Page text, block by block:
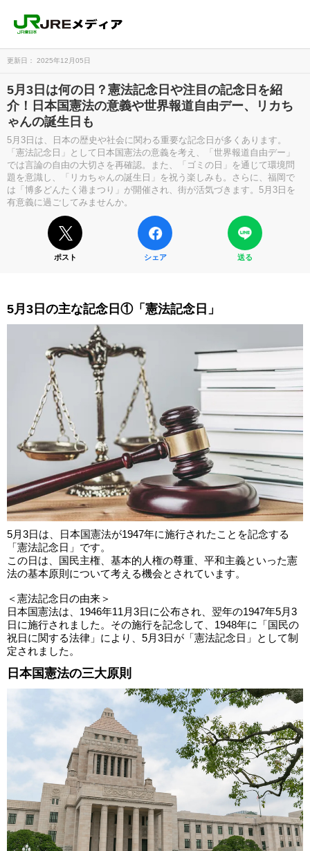
更新日： 2025年12月05日
5月3日は何の日？憲法記念日や注目の記念日を紹
介！日本国憲法の意義や世界報道自由デー、リカち
ゃんの誕生日も
5月3日は、日本の歴史や社会に関わる重要な記念日が多くあります。
「憲法記念日」として日本国憲法の意義を考え、「世界報道自由デー」
では言論の自由の大切さを再確認。また、「ゴミの日」を通じて環境問
題を意識し、「リカちゃんの誕生日」を祝う楽しみも。さらに、福岡で
は「博多どんたく港まつり」が開催され、街が活気づきます。5月3日を
有意義に過ごしてみませんか。
ポスト シェア 送る
5月3日の主な記念日①「憲法記念日」
5月3日は、日本国憲法が1947年に施行されたことを記念する
「憲法記念日」です。
この日は、国民主権、基本的人権の尊重、平和主義といった憲
法の基本原則について考える機会とされています。
＜憲法記念日の由来＞
日本国憲法は、1946年11月3日に公布され、翌年の1947年5月3
日に施行されました。その施行を記念して、1948年に「国民の
祝日に関する法律」により、5月3日が「憲法記念日」として制
定されました。
日本国憲法の三大原則